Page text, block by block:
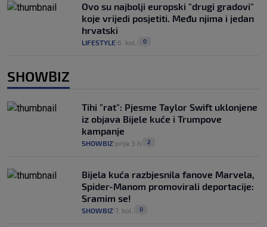
Ovo su najbolji europski "drugi gradovi"
koje vrijedi posjetiti. Među njima i jedan
hrvatski
LIFESTYLE 6. kol. 0
SHOWBIZ
Tihi "rat": Pjesme Taylor Swift uklonjene
iz objava Bijele kuće i Trumpove
kampanje
SHOWBIZ prije 3 h 2
Bijela kuća razbjesnila fanove Marvela,
Spider-Manom promovirali deportacije:
Sramim se!
SHOWBIZ 7. kol. 0